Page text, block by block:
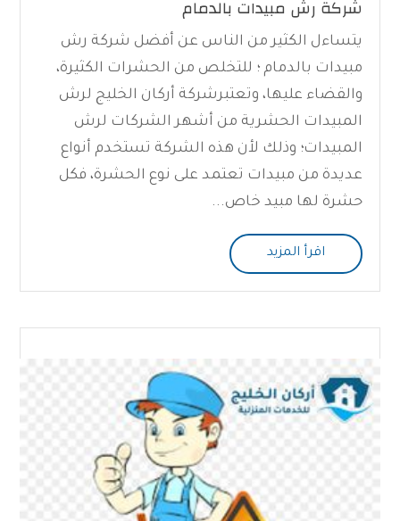
شركة رش مبيدات بالدمام
يتساءل الكثير من الناس عن أفضل شركة رش
مبيدات بالدمام ؛ للتخلص من الحشرات الكثيرة،
والقضاء عليها، وتعتبرشركة أركان الخليج لرش
المبيدات الحشرية من أشهر الشركات لرش
المبيدات؛ وذلك لأن هذه الشركة تستخدم أنواع
عديدة من مبيدات تعتمد على نوع الحشرة، فكل
حشرة لها مبيد خاص...
اقرأ المزيد